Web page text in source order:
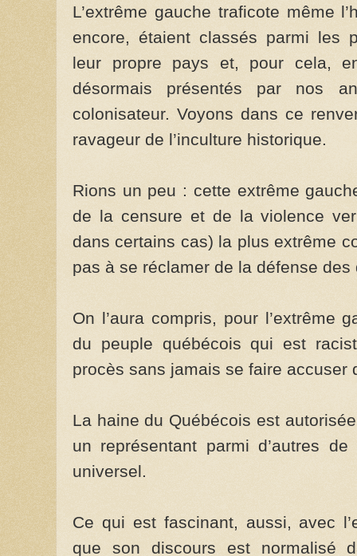
L’extrême gauche traficote même
encore, étaient classés parmi les
leur propre pays et, pour cela,
désormais présentés par nos
colonisateur. Voyons dans ce
ravageur de l’inculture historique.
Rions un peu : cette extrême
de la censure et de la violence
dans certains cas) la plus extrême
pas à se réclamer de la défense des
On l’aura compris, pour l’extrême
du peuple québécois qui est
procès sans jamais se faire accuser
La haine du Québécois est
un représentant parmi d’autres
universel.
Ce qui est fascinant, aussi, avec
que son discours est normalisé